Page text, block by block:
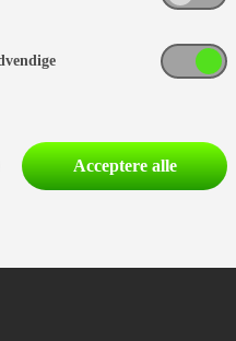
hjem med den
at finde deres optimale
såvel som vogne i
og UK, 650 UDF, PEB, PXB,
S
af vores dygtige
Acceptere alle